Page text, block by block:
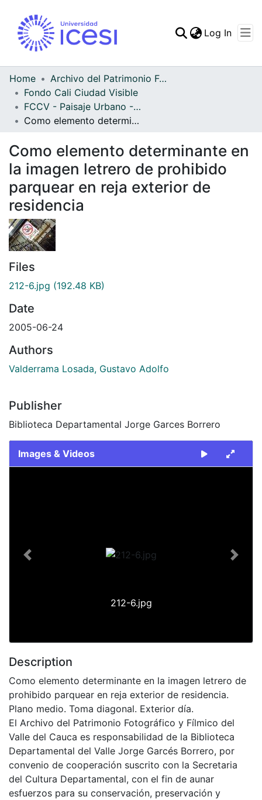
Log In
Home
Archivo del Patrimonio Fotográfico y Fílmico del Valle del Cauca
Fondo Cali Ciudad Visible
FCCV - Paisaje Urbano - Patrimonial
Como elemento determinante en la imagen letrero de prohibido parquear en reja exterior de residencia
Como elemento determinante en
la imagen letrero de prohibido
parquear en reja exterior de
residencia
Files
212-6.jpg (192.48 KB)
Date
2005-06-24
Authors
Valderrama Losada, Gustavo Adolfo
Publisher
Biblioteca Departamental Jorge Garces Borrero
Images & Videos
212-6.jpg
Previous Next
Description
Como elemento determinante en la imagen letrero de
prohibido parquear en reja exterior de residencia.
Plano medio. Toma diagonal. Exterior día.
El Archivo del Patrimonio Fotográfico y Fílmico del
Valle del Cauca es responsabilidad de la Biblioteca
Departamental del Valle Jorge Garcés Borrero, por
convenio de cooperación suscrito con la Secretaria
del Cultura Departamental, con el fin de aunar
esfuerzos para su conservación, preservación y